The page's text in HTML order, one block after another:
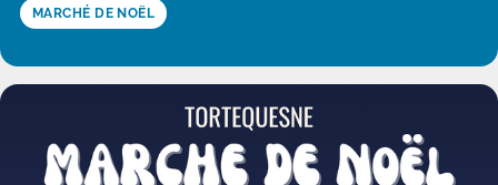
MARCHÉ DE NOËL